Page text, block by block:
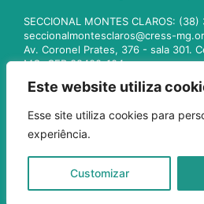
Este website utiliza
Esse site utiliza cookies para
experiência.
Customizar
SECCIONAL MONTES CLAROS: (38)
seccionalmontesclaros@cress-
Av. Coronel Prates, 376 - sala 301.
MG. CEP 39400-104
seccionaluberlandia@cress-
Av. Afonso Pena, 547 - sala 101.